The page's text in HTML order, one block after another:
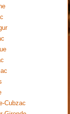
Cubzac